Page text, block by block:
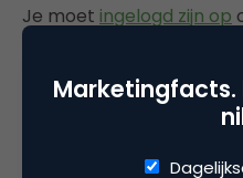
Je moet ingelogd zijn op
Gerelateerde
Marketingfacts.